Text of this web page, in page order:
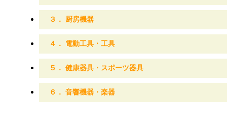
３． 厨房機器
４． 電動工具・工具
５． 健康器具・スポーツ器具
６． 音響機器・楽器